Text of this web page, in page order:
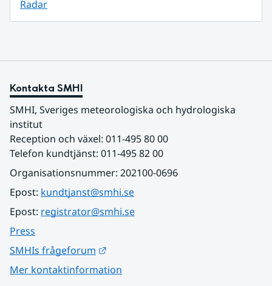
Radar
Kontakta SMHI
SMHI, Sveriges meteorologiska och hydrologiska
institut
Reception och växel: 011-495 80 00
Telefon kundtjänst: 011-495 82 00
Organisationsnummer: 202100-0696
Epost: kundtjanst@smhi.se
Epost: registrator@smhi.se
Press
SMHIs frågeforum
Mer kontaktinformation